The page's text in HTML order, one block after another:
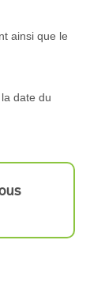
ainsi que le
date du